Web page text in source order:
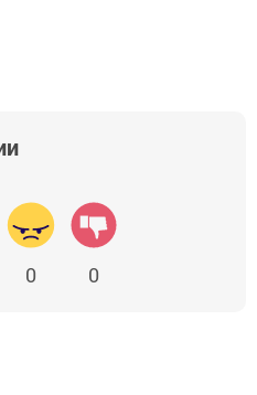
0 0